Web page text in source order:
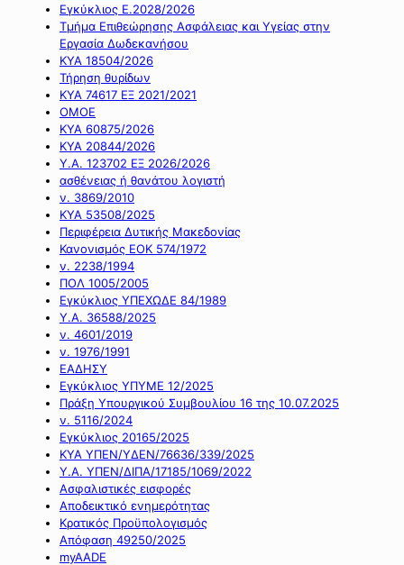
Εγκύκλιος Ε.2028/2026
Τμήμα Επιθεώρησης Ασφάλειας και Υγείας στην
Εργασία Δωδεκανήσου
ΚΥΑ 18504/2026
Τήρηση θυρίδων
ΚΥΑ 74617 ΕΞ 2021/2021
ΟΜΟΕ
ΚΥΑ 60875/2026
ΚΥΑ 20844/2026
Υ.Α. 123702 ΕΞ 2026/2026
ασθένειας ή θανάτου λογιστή
ν. 3869/2010
ΚΥΑ 53508/2025
Περιφέρεια Δυτικής Μακεδονίας
Κανονισμός ΕΟΚ 574/1972
ν. 2238/1994
ΠΟΛ 1005/2005
Εγκύκλιος ΥΠΕΧΩΔΕ 84/1989
Υ.Α. 36588/2025
ν. 4601/2019
ν. 1976/1991
ΕΑΔΗΣΥ
Εγκύκλιος ΥΠΥΜΕ 12/2025
Πράξη Υπουργικού Συμβουλίου 16 της 10.07.2025
ν. 5116/2024
Εγκύκλιος 20165/2025
ΚΥΑ ΥΠΕΝ/ΥΔΕΝ/76636/339/2025
Υ.Α. ΥΠΕΝ/ΔΙΠΑ/17185/1069/2022
Ασφαλιστικές εισφορές
Αποδεικτικό ενημερότητας
Κρατικός Προϋπολογισμός
Απόφαση 49250/2025
myAADE